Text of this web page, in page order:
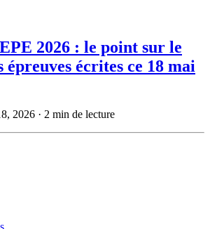
2026 : le point sur le
épreuves écrites ce 18 mai
2026 · 2 min de lecture